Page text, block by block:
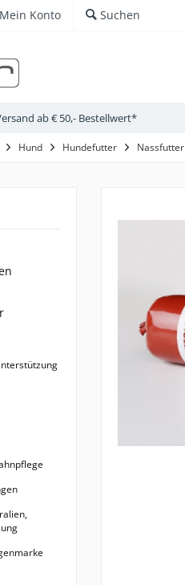
Mein Konto Suchen
ab € 50,- Bestellwert*
Hund Hundefutter Nassfutter